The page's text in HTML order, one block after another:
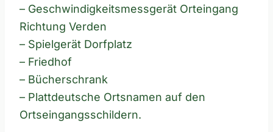
– Geschwindigkeitsmessgerät Orteingang
Richtung Verden
– Spielgerät Dorfplatz
– Friedhof
– Bücherschrank
– Plattdeutsche Ortsnamen auf den
Ortseingangsschildern.